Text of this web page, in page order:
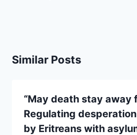
Similar Posts
“May death stay away
Regulating
by Eritreans with